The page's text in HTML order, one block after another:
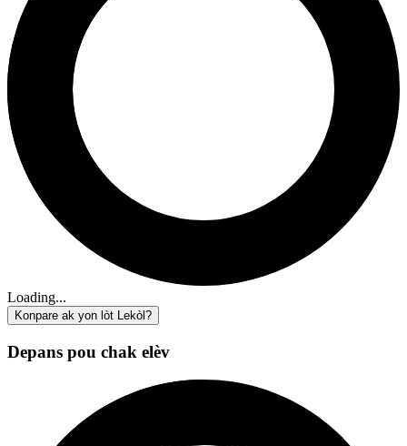
Loading...
Konpare ak yon lòt Lekòl?
Depans pou chak elèv